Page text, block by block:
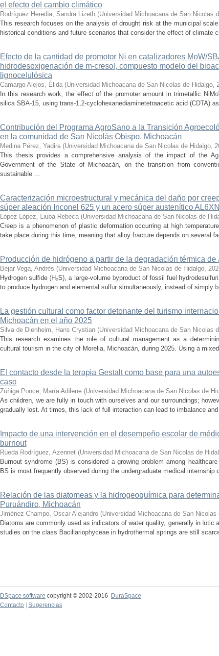
el efecto del cambio climático
Rodríguez Heredia, Sandra Lizeth (Universidad Michoacana de San Nicolas
This research focuses on the analysis of drought risk at the municipal
historical conditions and future scenarios that consider the effect of climate
Efecto de la cantidad de promotor Ni en catalizadores MoW/
hidrodesoxigenación de m-cresol, compuesto modelo del
lignocelulósica
Camargo Alejos, Élida (Universidad Michoacana de San Nicolas de Hidalgo,
In this research work, the effect of the promoter amount in trimetallic
silica SBA-15, using trans-1,2-cyclohexanediaminetetraacetic acid (CDTA)
Contribución del Programa AgroSano a la Transición
en la comunidad de San Nicolás Obispo, Michoacán
Medina Pérez, Yadira (Universidad Michoacana de San Nicolas de Hidalgo,
This thesis provides a comprehensive analysis of the impact of the
Government of the State of Michoacán, on the transition from
sustainable ...
Caracterización microestructural y mecánica del daño por
súper aleación Inconel 625 y un acero súper austenítico
López López, Liuba Rebeca (Universidad Michoacana de San Nicolas de
Creep is a phenomenon of plastic deformation occurring at high
take place during this time, meaning that alloy fracture depends on several
Producción de hidrógeno a partir de la degradación térmica
Béjar Vega, Andrés (Universidad Michoacana de San Nicolas de Hidalgo,
Hydrogen sulfide (H₂S), a large-volume byproduct of fossil fuel
to produce hydrogen and elemental sulfur simultaneously, instead of simply
La gestión cultural como factor detonante del turismo
Michoacán en el año 2025
Silva de Dienheim, Hans Crystian (Universidad Michoacana de San Nicolas
This research examines the role of cultural management as a
cultural tourism in the city of Morelia, Michoacán, during 2025. Using a
El contacto desde la terapia Gestalt como base para una
caso
Zúñiga Ponce, María Adilene (Universidad Michoacana de San Nicolas de
As children, we are fully in touch with ourselves and our surroundings;
gradually lost. At times, this lack of full interaction can lead to imbalance
Impacto de una intervención en el desempeño escolar de
burnout
Rueda Rodríguez, Azennet (Universidad Michoacana de San Nicolas de
Burnout syndrome (BS) is considered a growing problem among
BS is most frequently observed during the undergraduate medical
Relación de las diatomeas y la hidrogeoquímica para
Puruándiro, Michoacán
Jiménez Champo, Oscar Alejandro (Universidad Michoacana de San Nicolas
Diatoms are commonly used as indicators of water quality, generally in
studies on the class Bacillariophyceae in hydrothermal springs are still
DSpace software copyright © 2002-2016
DuraSpace
Contacto
Sugerencias